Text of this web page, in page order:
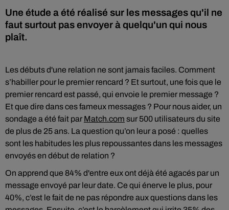
Une étude a été réalisé sur les messages qu'il ne
faut surtout pas envoyer à quelqu'un qui nous
plaît.
Les débuts d'une relation ne sont jamais faciles. Comment
s’habiller pour le premier rencard ? Et surtout, une fois que le
premier rencard est passé, qui envoie le premier message ?
Et que dire dans ces fameux messages ? Pour nous aider, un
sondage a été fait par Match.com sur 500 utilisateurs du site
de plus de 25 ans. La question qu’on leur a posé : quelles
sont les habitudes les plus repoussantes dans les messages
envoyés en début de relation ?
On apprend que 84% d'entre eux ont déjà été agacés par un
message envoyé par leur date. Ce qui énerve le plus, pour
40%, c’est le fait de ne pas répondre aux questions dans les